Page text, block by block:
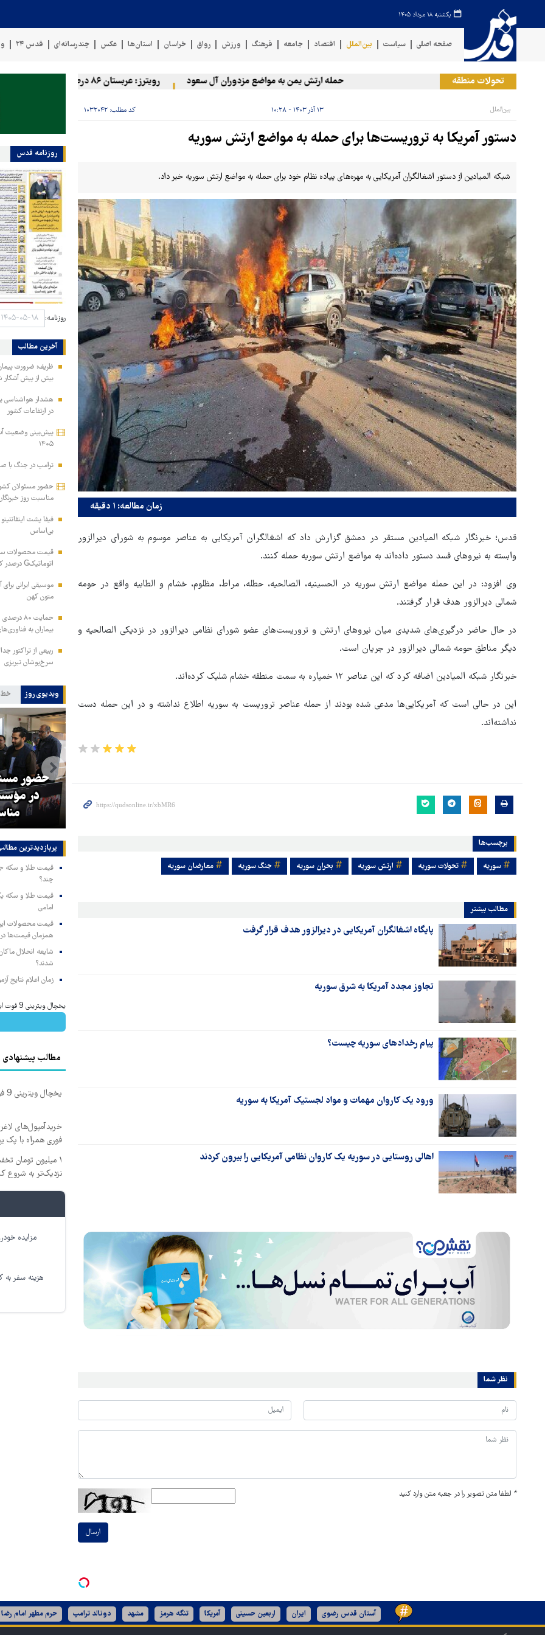
یکشنبه ۱۸ مرداد ۱۴۰۵
صفحه اصلی سیاست بین‌الملل اقتصاد جامعه فرهنگ ورزش رواق خراسان استان‌ها عکس چندرسانه‌ای قدس ۲۴
تحولات منطقه حمله ارتش یمن به مواضع مزدوران آل سعود رویترز: عربستان ۸۶ درصد از موشک‌های پاتریوت خود را استفاده کرده است
بین‌الملل ۱۳ آذر ۱۴۰۳ - ۱۰:۲۸ کد مطلب: ۱۰۳۲۰۴۲
دستور آمریکا به تروریست‌ها برای حمله به مواضع ارتش سوریه
شبکه المیادین از دستور اشغالگران آمریکایی به مهره‌های پیاده نظام خود برای حمله به مواضع ارتش سوریه خبر داد.
زمان مطالعه: ۱ دقیقه
قدس؛ خبرنگار شبکه المیادین مستقر در دمشق گزارش داد که اشغالگران آمریکایی به عناصر موسوم به شورای دیرالزور
وابسته به نیروهای قسد دستور داده‌اند به مواضع ارتش سوریه حمله کنند.
وی افزود: در این حمله مواضع ارتش سوریه در الحسینیه، الصالحیه، حطله، مراط، مظلوم، خشام و الطابیه واقع در حومه
شمالی دیرالزور هدف قرار گرفتند.
در حال حاضر درگیری‌های شدیدی میان نیروهای ارتش و تروریست‌های عضو شورای نظامی دیرالزور در نزدیکی الصالحیه و
دیگر مناطق حومه شمالی دیرالزور در جریان است.
خبرنگار شبکه المیادین اضافه کرد که این عناصر ۱۲ خمپاره به سمت منطقه خشام شلیک کرده‌اند.
این در حالی است که آمریکایی‌ها مدعی شده بودند از حمله عناصر تروریست به سوریه اطلاع نداشته و در این حمله دست
نداشته‌اند.
برچسب‌ها
سوریه تحولات سوریه ارتش سوریه بحران سوریه جنگ سوریه معارضان سوریه
مطالب بیشتر
پایگاه اشغالگران آمریکایی در دیرالزور هدف قرار گرفت
تجاوز مجدد آمریکا به شرق سوریه
پیام رخدادهای سوریه چیست؟
ورود یک کاروان مهمات و مواد لجستیک آمریکا به سوریه
اهالی روستایی در سوریه یک کاروان نظامی آمریکایی را بیرون کردند
نظر شما
* لطفا متن تصویر را در جعبه متن وارد کنید
ارسال
روزنامه قدس
روزنامه:
آخرین مطالب
ظریف: ضرورت
بیش از پیش
هشدار هواشناسی
در ارتفاعات کشور
۱۴۰۵
ترامپ در جنگ با
حضور مسئولان
مناسبت روز خبرنگار
فیفا پشت
بی‌اساس
اتوماتیکG درصدر کاهش قیمت‌ها
موسیقی ایرانی برای
متون کهن
حمایت
بیماران به
ربیعی از تراکتور
سرخ‌پوشان تبریزی
ویدیوی روز خط
آمریکا را
به همراهی کرد
پیش‌بینی وضعیت آب و هوای
حضور مسئولان کشوری و استانی
مناسبت روز خبرنگار
پربازدیدترین‌
چند؟
امامی
همزمان قیمت‌ها در
شایعه انحلال
شدند؟
زمان اعلام نتایج
یخچال ویترینی 9 فوت ایستکول (جدید)
مطالب پیشنهادی
یخچال ویترینی 9 فوت ایستکول (جدید)
خریدآمپول‌های
فوری همراه با پک
۱ میلیون تومان
نزدیک‌تر به شروع
مزایده
هزینه سفر به
آستان قدس رضوی ایران اربعین حسینی آمریکا تنگه هرمز مشهد دونالد ترامپ حرم مطهر امام